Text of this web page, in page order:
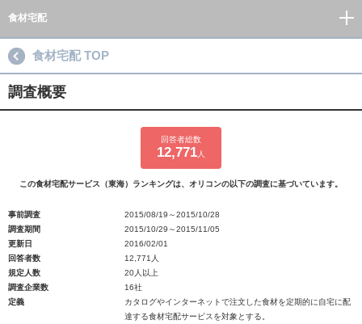
食材宅配
食材宅配 TOP
調査概要
回答者総数
12,771 人
この食材宅配サービス（東海）ランキングは、オリコンの以下の調査に基づいています。
事前調査
2015/08/19～2015/10/28
調査期間
2015/10/29～2015/11/05
更新日
2016/02/01
回答者数
12,771人
規定人数
20人以上
調査企業数
16社
定義
カタログやインターネットで注文した食材を定期的に自宅に配
達する食材宅配サービスを対象とする。